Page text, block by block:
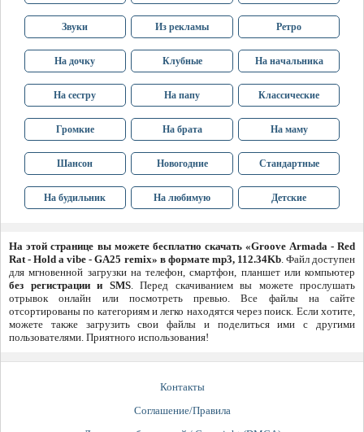
Звуки Из рекламы Ретро
На дочку Клубные На начальника
На сестру На папу Классические
Громкие На брата На маму
Шансон Новогодние Стандартные
На будильник На любимую Детские
На этой странице вы можете бесплатно скачать «Groove Armada - Red
Rat - Hold a vibe - GA25 remix» в формате mp3, 112.34Kb. Файл доступен
для мгновенной загрузки на телефон, смартфон, планшет или компьютер
без регистрации и SMS. Перед скачиванием вы можете прослушать
отрывок онлайн или посмотреть превью. Все файлы на сайте
отсортированы по категориям и легко находятся через поиск. Если хотите,
можете также загрузить свои файлы и поделиться ими с другими
пользователями. Приятного использования!
Контакты
Соглашение/Правила